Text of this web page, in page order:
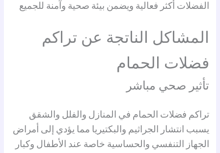
الفضلات أكثر فعالية ويضمن بيئة صحية وآمنة للجميع
المشاكل الناتجة عن تراكم
فضلات الحمام
تأثير صحي مباشر
تراكم فضلات الحمام في المنازل والفلل والشقق
يسبب انتشار الجراثيم والبكتيريا مما يؤدي إلى أمراض
الجهاز التنفسي والحساسية خاصة عند الأطفال وكبار